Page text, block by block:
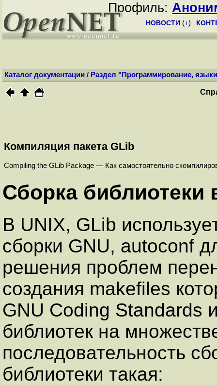
Профиль:
НОВОСТИ (+)
Каталог документации / Раздел "Программирование,
Компиляция пакета GLib
Compiling the GLib Package — Как самостоятельно
Сборка библиотеки
В UNIX, GLib
сборки GNU, autoconf
решения проблем
создания makefiles
GNU Coding Standards
библиотек на
последовательность
библиотеки такая: